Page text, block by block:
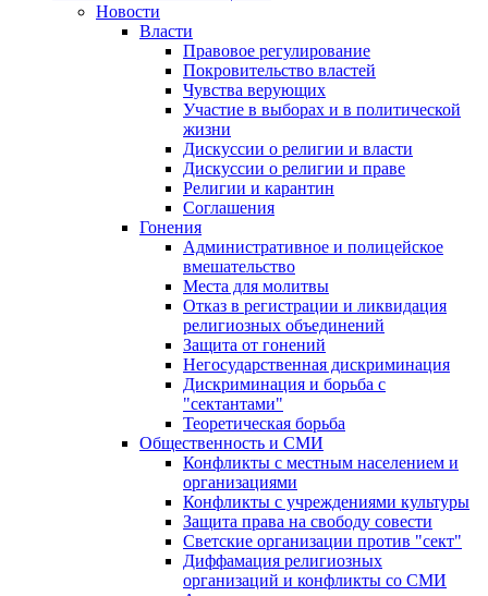
Новости
Власти
Правовое регулирование
Покровительство властей
Чувства верующих
Участие в выборах и в политической
жизни
Дискуссии о религии и власти
Дискуссии о религии и праве
Религии и карантин
Соглашения
Гонения
Административное и полицейское
вмешательство
Места для молитвы
Отказ в регистрации и ликвидация
религиозных объединений
Защита от гонений
Негосударственная дискриминация
Дискриминация и борьба с
"сектантами"
Теоретическая борьба
Общественность и СМИ
Конфликты с местным населением и
организациями
Конфликты с учреждениями культуры
Защита права на свободу совести
Светские организации против "сект"
Диффамация религиозных
организаций и конфликты со СМИ